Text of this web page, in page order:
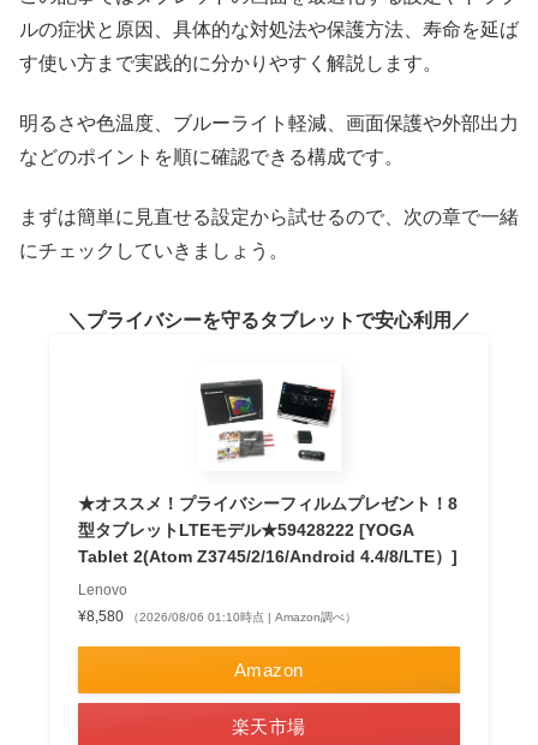
ルの症状と原因、具体的な対処法や保護方法、寿命を延ば
す使い方まで実践的に分かりやすく解説します。
明るさや色温度、ブルーライト軽減、画面保護や外部出力
などのポイントを順に確認できる構成です。
まずは簡単に見直せる設定から試せるので、次の章で一緒
にチェックしていきましょう。
プライバシーを守るタブレットで安心利用
★オススメ！プライバシーフィルムプレゼント！8
型タブレットLTEモデル★59428222 [YOGA
Tablet 2(Atom Z3745/2/16/Android 4.4/8/LTE）]
Lenovo
¥8,580
（2026/08/06 01:10時点 | Amazon調べ）
Amazon
楽天市場